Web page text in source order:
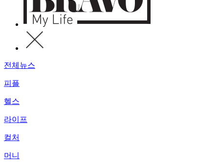
전체뉴스
피플
헬스
라이프
컬처
머니